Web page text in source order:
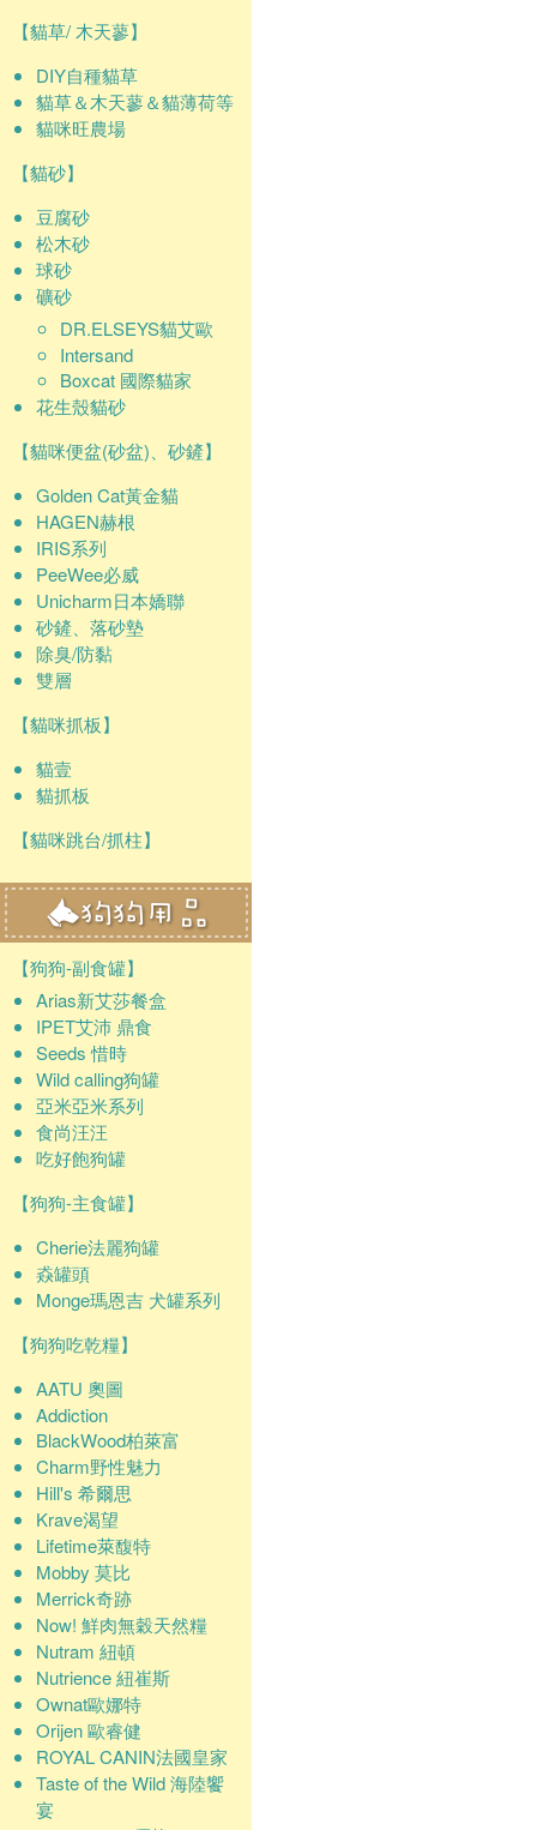
【貓草/ 木天蓼】
DIY自種貓草
貓草＆木天蓼＆貓薄荷等
貓咪旺農場
【貓砂】
豆腐砂
松木砂
球砂
礦砂
DR.ELSEYS貓艾歐
Intersand
Boxcat 國際貓家
花生殼貓砂
【貓咪便盆(砂盆)、砂鏟】
Golden Cat黃金貓
HAGEN赫根
IRIS系列
PeeWee必威
Unicharm日本嬌聯
砂鏟、落砂墊
除臭/防黏
雙層
【貓咪抓板】
貓壹
貓抓板
【貓咪跳台/抓柱】
【狗狗-副食罐】
Arias新艾莎餐盒
IPET艾沛 鼎食
Seeds 惜時
Wild calling狗罐
亞米亞米系列
食尚汪汪
吃好飽狗罐
【狗狗-主食罐】
Cherie法麗狗罐
猋罐頭
Monge瑪恩吉 犬罐系列
【狗狗吃乾糧】
AATU 奧圖
Addiction
BlackWood柏萊富
Charm野性魅力
Hill's 希爾思
Krave渴望
Lifetime萊馥特
Mobby 莫比
Merrick奇跡
Now! 鮮肉無穀天然糧
Nutram 紐頓
Nutrience 紐崔斯
Ownat歐娜特
Orijen 歐睿健
ROYAL CANIN法國皇家
Taste of the Wild 海陸饗
宴